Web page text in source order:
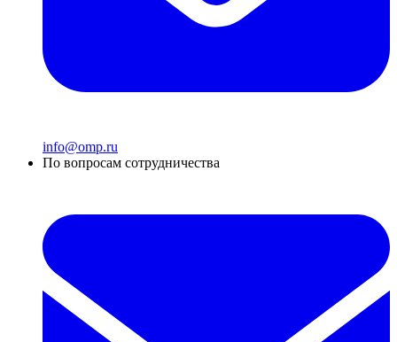
info@omp.ru
По вопросам сотрудничества